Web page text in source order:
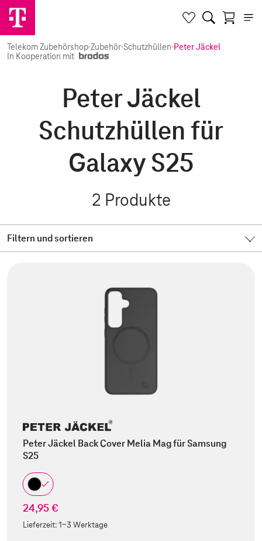
Telekom Zubehörshop·Zubehör·Schutzhüllen·Peter Jäckel
In Kooperation mit
Peter Jäckel
Schutzhüllen für
Galaxy S25
2 Produkte
Filtern und sortieren
Peter Jäckel Back Cover Melia Mag für Samsung
S25
24,95 €
Lieferzeit:1-3 Werktage